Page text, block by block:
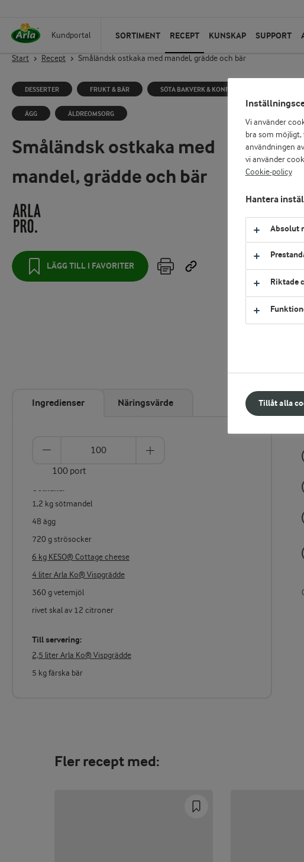
Kundportal SORTIMENT RECEPT KUNSKAP SUPPORT
Start Recept Småländsk ostkaka med mandel, grädde och bär
DESSERTER FRUKT & BÄR SÖTA BAKVERK & KONFEKT
ÄGG ÄLDREOMSORG
Småländsk ostkaka med
mandel, grädde och bär
LÄGG TILL I FAVORITER
Ingredienser Näringsvärde
100 port
Ostkaka:
1,2 kg sötmandel
48 ägg
720 g strösocker
6 kg KESO® Cottage cheese
4 liter Arla Ko® Vispgrädde
360 g vetemjöl
rivet skal av 12 citroner
Till servering:
2,5 liter Arla Ko® Vispgrädde
5 kg färska bär
Fler recept med:
Vi använder
bra som
användningen
vi använder
Cookie-policy
Tillåt alla
Hantera
Absolut
Riktade